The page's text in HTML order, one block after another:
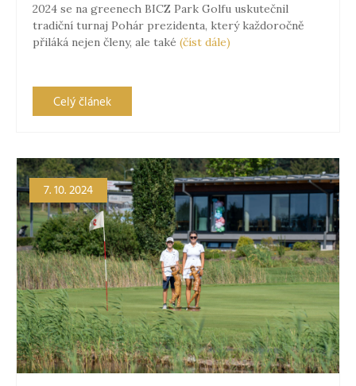
2024 se na greenech BICZ Park Golfu uskutečnil
tradiční turnaj Pohár prezidenta, který každoročně
přiláká nejen členy, ale také (číst dále)
Celý článek
7. 10. 2024